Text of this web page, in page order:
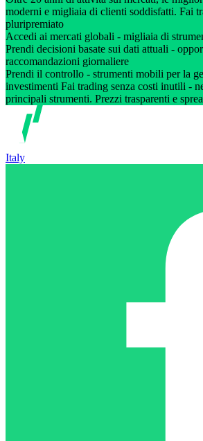
moderni e migliaia di clienti soddisfatti. Fai
pluripremiato
Accedi ai mercati globali - migliaia di
Prendi decisioni basate sui dati attuali -
raccomandazioni giornaliere
Prendi il controllo - strumenti mobili per la
investimenti Fai trading senza costi inutili -
principali strumenti. Prezzi trasparenti e
Italy